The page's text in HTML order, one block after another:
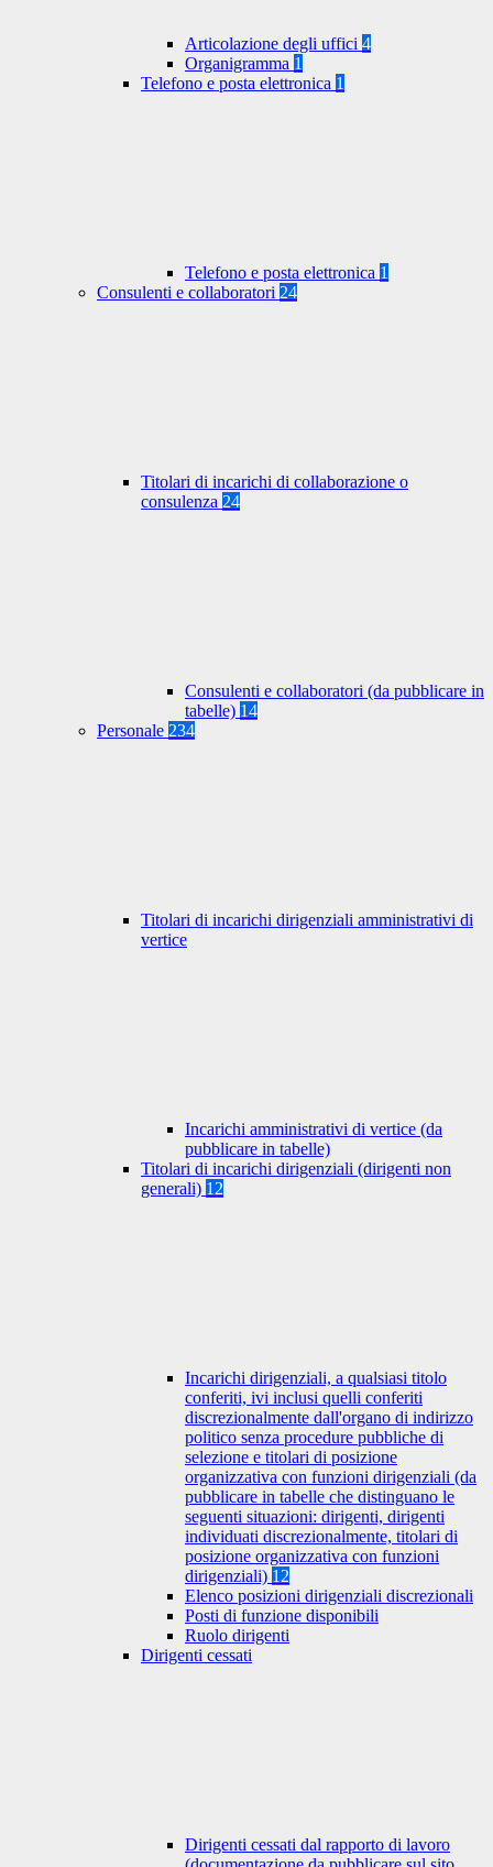
Articolazione degli uffici 4
Organigramma 1
Telefono e posta elettronica 1
Telefono e posta elettronica 1
Consulenti e collaboratori 24
Titolari di incarichi di collaborazione o
consulenza 24
Consulenti e collaboratori (da pubblicare in
tabelle) 14
Personale 234
Titolari di incarichi dirigenziali amministrativi di
vertice
Incarichi amministrativi di vertice (da
pubblicare in tabelle)
Titolari di incarichi dirigenziali (dirigenti non
generali) 12
Incarichi dirigenziali, a qualsiasi titolo
conferiti, ivi inclusi quelli conferiti
discrezionalmente dall'organo di indirizzo
politico senza procedure pubbliche di
selezione e titolari di posizione
organizzativa con funzioni dirigenziali (da
pubblicare in tabelle che distinguano le
seguenti situazioni: dirigenti, dirigenti
individuati discrezionalmente, titolari di
posizione organizzativa con funzioni
dirigenziali) 12
Elenco posizioni dirigenziali discrezionali
Posti di funzione disponibili
Ruolo dirigenti
Dirigenti cessati
Dirigenti cessati dal rapporto di lavoro